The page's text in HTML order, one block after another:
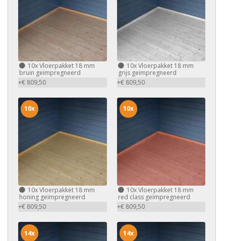
10xVloerpakket 18 mm
bruin geïmpregneerd
+€ 809,50
10xVloerpakket 18 mm
grijs geïmpregneerd
+€ 809,50
10xVloerpakket 18 mm
honing geïmpregneerd
+€ 809,50
10x
10xVloerpakket 18 mm
red class geïmpregneerd
+€ 809,50
10x
14x 14x